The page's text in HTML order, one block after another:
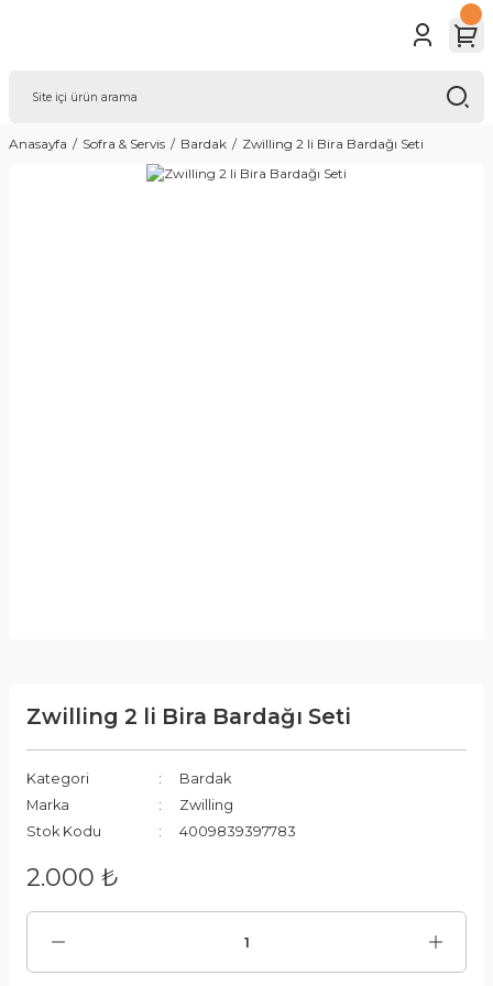
Anasayfa Sofra & Servis Bardak Zwilling 2 li Bira Bardağı Seti
Zwilling 2 li Bira Bardağı Seti
Kategori
Bardak
Marka
Zwilling
Stok Kodu
4009839397783
2.000 ₺